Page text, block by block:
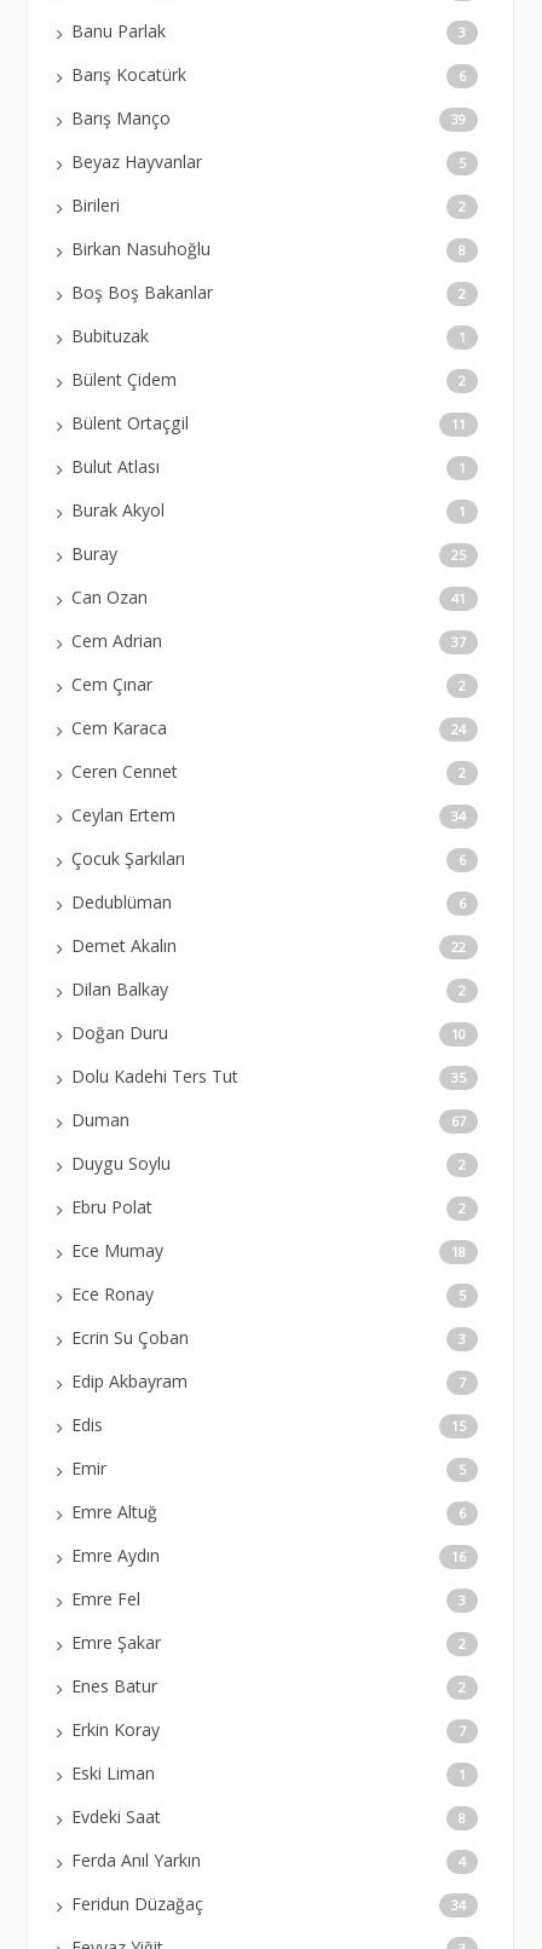
Banu Parlak 3
Barış Kocatürk 6
Barış Manço 39
Beyaz Hayvanlar 5
Birileri 2
Birkan Nasuhoğlu 8
Boş Boş Bakanlar 2
Bubituzak 1
Bülent Çidem 2
Bülent Ortaçgil 11
Bulut Atlası 1
Burak Akyol 1
Buray 25
Can Ozan 41
Cem Adrian 37
Cem Çınar 2
Cem Karaca 24
Ceren Cennet 2
Ceylan Ertem 34
Çocuk Şarkıları 6
Dedublüman 6
Demet Akalın 22
Dilan Balkay 2
Doğan Duru 10
Dolu Kadehi Ters Tut 35
Duman 67
Duygu Soylu 2
Ebru Polat 2
Ece Mumay 18
Ece Ronay 5
Ecrin Su Çoban 3
Edip Akbayram 7
Edis 15
Emir 5
Emre Altuğ 6
Emre Aydın 16
Emre Fel 3
Emre Şakar 2
Enes Batur 2
Erkin Koray 7
Eski Liman 1
Evdeki Saat 8
Ferda Anıl Yarkın 4
Feridun Düzağaç 34